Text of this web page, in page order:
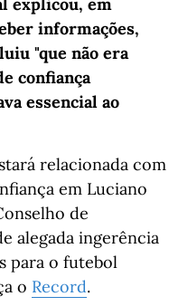
informações,
"que não era
confiança
essencial ao
relacionada com
em Luciano
de
alegada ingerência
para o futebol
o Record.